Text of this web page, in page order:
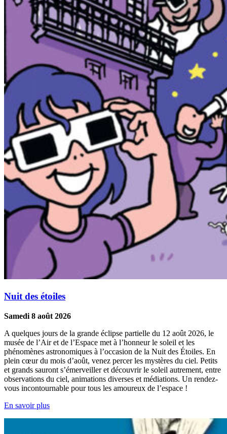
Nuit des étoiles
Samedi 8 août 2026
A quelques jours de la grande éclipse partielle du 12 août 2026, le
musée de l’Air et de l’Espace met à l’honneur le soleil et les
phénomènes astronomiques à l’occasion de la Nuit des Étoiles. En
plein cœur du mois d’août, venez percer les mystères du ciel. Petits
et grands sauront s’émerveiller et découvrir le soleil autrement, entre
observations du ciel, animations diverses et médiations. Un rendez-
vous incontournable pour tous les amoureux de l’espace !
En savoir plus